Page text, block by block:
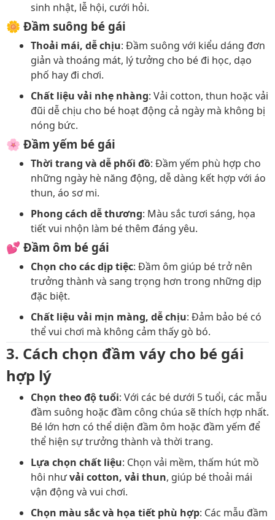
sinh nhật, lễ hội, cưới hỏi.
🌼 Đầm suông bé gái
Thoải mái, dễ chịu: Đầm suông với kiểu dáng đơn
giản và thoáng mát, lý tưởng cho bé đi học, dạo
phố hay đi chơi.
Chất liệu vải nhẹ nhàng: Vải cotton, thun hoặc vải
đũi dễ chịu cho bé hoạt động cả ngày mà không bị
nóng bức.
🌸 Đầm yếm bé gái
Thời trang và dễ phối đồ: Đầm yếm phù hợp cho
những ngày hè năng động, dễ dàng kết hợp với áo
thun, áo sơ mi.
Phong cách dễ thương: Màu sắc tươi sáng, họa
tiết vui nhộn làm bé thêm đáng yêu.
💕 Đầm ôm bé gái
Chọn cho các dịp tiệc: Đầm ôm giúp bé trở nên
trưởng thành và sang trọng hơn trong những dịp
đặc biệt.
Chất liệu vải mịn màng, dễ chịu: Đảm bảo bé có
thể vui chơi mà không cảm thấy gò bó.
3. Cách chọn đầm váy cho bé gái
hợp lý
Chọn theo độ tuổi: Với các bé dưới 5 tuổi, các mẫu
đầm suông hoặc đầm công chúa sẽ thích hợp nhất.
Bé lớn hơn có thể diện đầm ôm hoặc đầm yếm để
thể hiện sự trưởng thành và thời trang.
Lựa chọn chất liệu: Chọn vải mềm, thấm hút mồ
hôi nhưvải cotton, vải thun, giúp bé thoải mái
vận động và vui chơi.
Chọn màu sắc và họa tiết phù hợp: Các mẫu đầm